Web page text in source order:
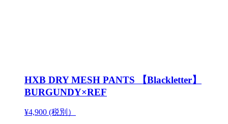
HXB DRY MESH PANTS 【Blackletter】
BURGUNDY×REF
¥4,900 (税別）